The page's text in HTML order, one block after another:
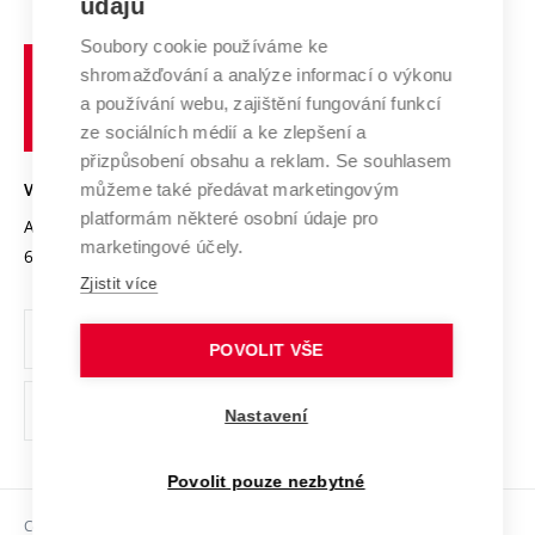
Systém zajišťování kvality výzkumu
Výzkumné infrastruktury
Transfer znalostí
Open Science
Projekty
Projekty ze strukturálních fondů
Specifický výzkum
Zahraniční spolupráce
Spolupráce se školami
Služby univerzity
Mezinárodní dohody
Univerzitní sítě
Profil univerzity
Udržitelná univerzita
Podnikavá univerzita / ContriBUTe
Bezpečná univerzita
Vyznamenání
Organizační struktura
Ochrana osobních údajů
odkaz)
Sociální bezpečí
učení
technické
VYSOKÉ UČENÍ TECHNICKÉ V BRNĚ
Antonínská 548/1
602 00 Brno
www.vut.cz
vut@vutbr.cz
Copyright © 2026 VUT
údajů
Soubory cookie používáme ke
shromažďování a analýze informací o výkonu
a používání webu, zajištění fungování funkcí
ze sociálních médií a ke zlepšení a
přizpůsobení obsahu a reklam. Se souhlasem
můžeme také předávat marketingovým
platformám některé osobní údaje pro
marketingové účely.
Zjistit více
POVOLIT VŠE
Nastavení
Povolit pouze nezbytné